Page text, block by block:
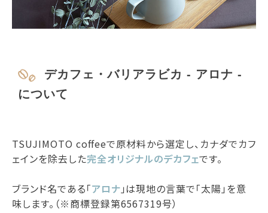
デカフェ・バリアラビカ - アロナ -
について
TSUJIMOTO coffeeで原材料から選定し、カナダでカフ
ェインを除去した完全オリジナルのデカフェです。
ブランド名である「アロナ 」は現地の言葉で「太陽」を意
味します。（※商標登録第6567319号）